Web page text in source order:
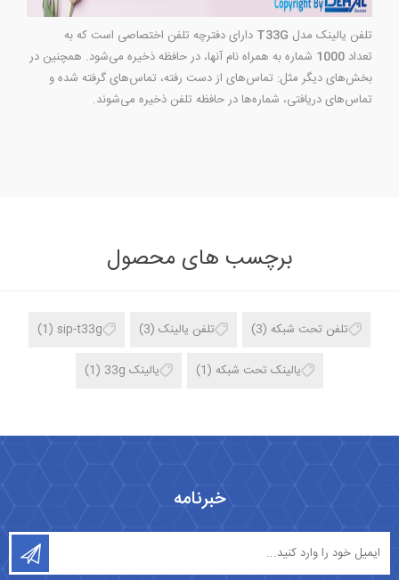
تلفن یالینک مدل T33G دارای دفترچه تلفن اختصاصی است که به
تعداد 1000 شماره به همراه نام آنها، در حافظه ذخیره می‌شود. همچنین در
بخش‌های دیگر مثل: تماس‌های از دست رفته، تماس‌های گرفته شده و
تماس‌های دریافتی، شماره‌ها در حافظه تلفن ذخیره می‌شوند.
برچسب های محصول
تلفن تحت شبکه (3) تلفن یالینک (3)
sip-t33g
(1)
یالینک تحت شبکه (1) یالینک 33g (1)
خبرنامه